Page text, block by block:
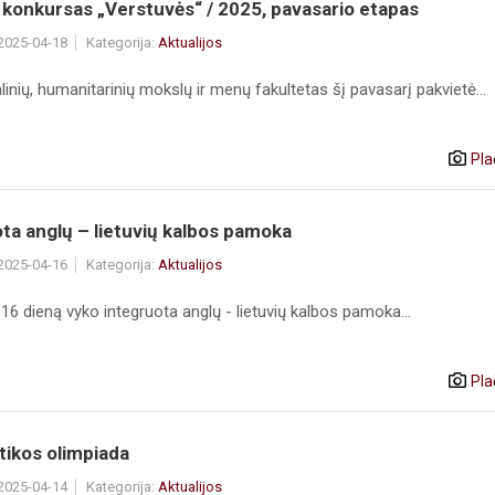
„Verstuvės“ / 2025, pavasario etapas
04-18 Kategorija: Aktualijos
humanitarinių mokslų ir menų fakultetas šį pavasarį pakvietė...
anglų – lietuvių kalbos pamoka
04-16 Kategorija: Aktualijos
dieną vyko integruota anglų - lietuvių kalbos pamoka...
olimpiada
04-14 Kategorija: Aktualijos